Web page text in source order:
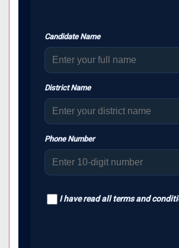
Candidate Name
District Name
Phone Number
I have read all terms and